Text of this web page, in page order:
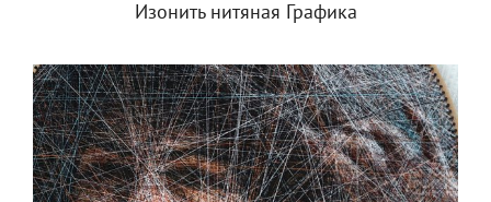
Изонить нитяная Графика